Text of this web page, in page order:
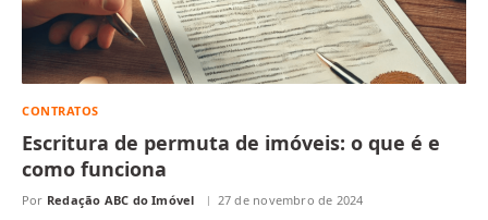
CONTRATOS
Escritura de permuta de imóveis: o que é e
como funciona
Por Redação ABC do Imóvel 27 de novembro de 2024